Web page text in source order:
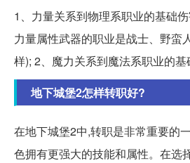
1、力量关系到物理系职业的基础
力量属性武器的职业是战士、野蛮
样); 2、魔力关系到魔法系职业的基
地下城堡2怎样转职好?
在地下城堡2中,转职是非常重要的
色拥有更强大的技能和属性。在选